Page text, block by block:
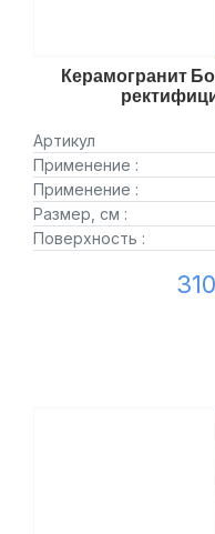
Керамогранит
Артикул
Применение :
Применение :
Размер, см :
Поверхность :